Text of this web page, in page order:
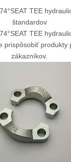
TEE
štandardov
TEE
prispôsobiť produkty
zákazníkov.